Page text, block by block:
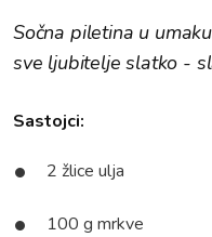
Sočna piletina u
sve ljubitelje slatko -
Sastojci:
2 žlice ulja
100 g mrkve